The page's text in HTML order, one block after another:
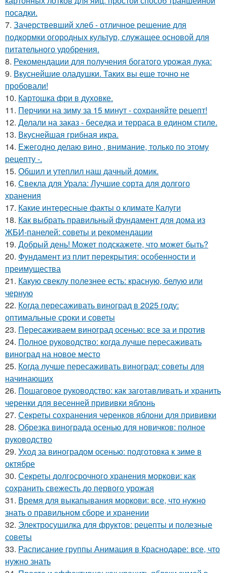
посадки.
7. Зачерствевший хлеб - отличное решение для
подкормки огородных культур, служащее основой для
питательного удобрения.
8. Рекомендации для получения богатого урожая лука:
9. Вкуснейшие оладушки. Таких вы еще точно не
пробовали!
10. Картошка фри в духовке.
11. Перчики на зиму за 15 минут - сохраняйте рецепт!
12. Делали на заказ - беседка и терраса в едином стиле.
13. Вкуснейшая грибная икра.
14. Ежегодно делаю вино , внимание, только по этому
рецепту -.
15. Обшил и утеплил наш дачный домик.
16. Свекла для Урала: Лучшие сорта для долгого
хранения
17. Какие интересные факты о климате Калуги
18. Как выбрать правильный фундамент для дома из
ЖБИ-панелей: советы и рекомендации
19. Добрый день! Может подскажете, что может быть?
20. Фундамент из плит перекрытия: особенности и
преимущества
21. Какую свеклу полезнее есть: красную, белую или
черную
22. Когда пересаживать виноград в 2025 году:
оптимальные сроки и советы
23. Пересаживаем виноград осенью: все за и против
24. Полное руководство: когда лучше пересаживать
виноград на новое место
25. Когда лучше пересаживать виноград: советы для
начинающих
26. Пошаговое руководство: как заготавливать и хранить
черенки для весенней прививки яблонь
27. Секреты сохранения черенков яблони для прививки
28. Обрезка винограда осенью для новичков: полное
руководство
29. Уход за виноградом осенью: подготовка к зиме в
октябре
30. Секреты долгосрочного хранения моркови: как
сохранить свежесть до первого урожая
31. Время для выкапывания моркови: все, что нужно
знать о правильном сборе и хранении
32. Электросушилка для фруктов: рецепты и полезные
советы
33. Расписание группы Анимация в Краснодаре: все, что
нужно знать